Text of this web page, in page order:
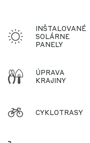
INŠTALOVANÉ
SOLÁRNE
PANELY
ÚPRAVA
KRAJINY
CYKLOTRASY